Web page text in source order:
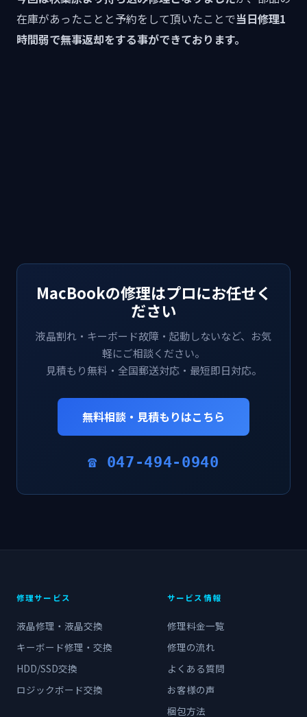
在庫があったことと予約をして頂いたことで当日修理1
時間弱で無事返却をする事ができております。
MacBookの修理はプロにお任せく
ださい
液晶割れ・キーボード故障・起動しないなど、お気
軽にご相談ください。
見積もり無料・全国郵送対応・最短即日対応。
無料相談・見積もりはこちら
☎ 047-494-0940
修理サービス
液晶修理・液晶交換
キーボード修理・交換
HDD/SSD交換
ロジックボード交換
サービス情報
修理料金一覧
修理の流れ
よくある質問
お客様の声
梱包方法